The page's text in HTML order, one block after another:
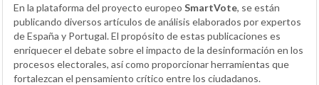
En la plataforma del proyecto europeo SmartVote, se están
publicando diversos artículos de análisis elaborados por expertos
de España y Portugal. El propósito de estas publicaciones es
enriquecer el debate sobre el impacto de la desinformación en los
procesos electorales, así como proporcionar herramientas que
fortalezcan el pensamiento crítico entre los ciudadanos.